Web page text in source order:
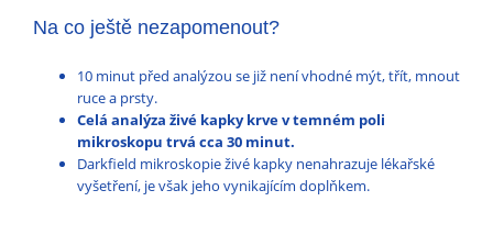
Na co ještě nezapomenout?
10 minut před analýzou se již není vhodné mýt, třít, mnout
ruce a prsty.
Celá analýza živé kapky krve v temném poli
mikroskopu trvá cca 30 minut.
Darkfield mikroskopie živé kapky nenahrazuje lékařské
vyšetření, je však jeho vynikajícím doplňkem.